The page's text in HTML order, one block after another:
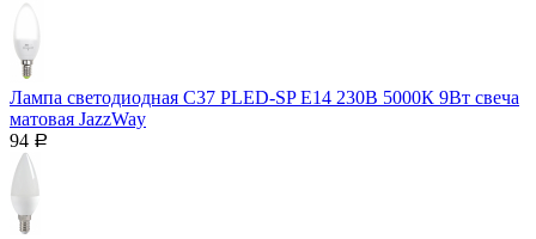
Лампа светодиодная C37 PLED-SP Е14 230В 5000К 9Вт свеча
матовая JazzWay
94 Р